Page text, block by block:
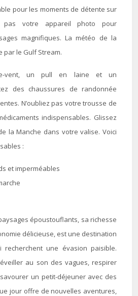
pour les moments de détente sur
pas votre appareil photo pour
magnifiques. La météo de la
par le Gulf Stream.
vent, un pull en laine et un
des chaussures de randonnée
N’oubliez pas votre trousse de
indispensables. Glissez
la Manche dans votre valise. Voici
:
et imperméables
époustouflants, sa richesse
délicieuse, est une destination
une évasion paisible.
au son des vagues, respirer
un petit-déjeuner avec des
jour offre de nouvelles aventures,